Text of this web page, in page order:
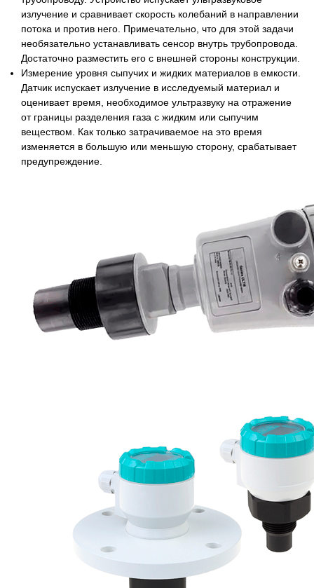
излучение и сравнивает скорость колебаний в направлении
потока и против него. Примечательно, что для этой задачи
необязательно устанавливать сенсор внутрь трубопровода.
Достаточно разместить его с внешней стороны конструкции.
Измерение уровня сыпучих и жидких материалов в емкости.
Датчик испускает излучение в исследуемый материал и
оценивает время, необходимое ультразвуку на отражение
от границы разделения газа с жидким или сыпучим
веществом. Как только затрачиваемое на это время
изменяется в большую или меньшую сторону, срабатывает
предупреждение.